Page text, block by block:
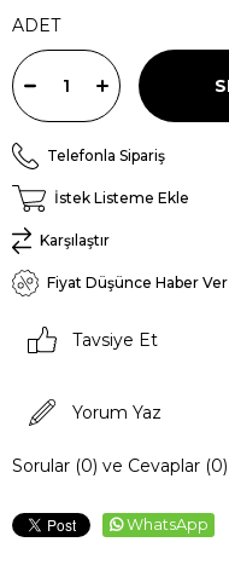
ADET
Telefonla Sipariş
İstek Listeme Ekle
Karşılaştır
Fiyat Düşünce Haber Ver
Tavsiye Et
Yorum Yaz
Sorular (0) ve Cevaplar (0)
WhatsApp